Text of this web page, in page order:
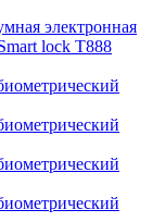
электронная
lock T888